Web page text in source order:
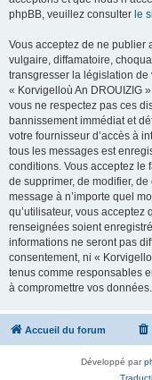
phpBB, veuillez consulter le
Vous acceptez de ne publier
vulgaire, diffamatoire,
transgresser la législation
« Korvigelloù An DROUIZIG
vous ne respectez pas ces
bannissement immédiat et
votre fournisseur d’accès à
tous les messages est
conditions. Vous acceptez le
de supprimer, de modifier,
message à n’importe quel
qu’utilisateur, vous
renseignées soient
informations ne seront pas
consentement, ni «
tenus comme responsables
à compromettre vos données.
Accueil du forum
Développé par